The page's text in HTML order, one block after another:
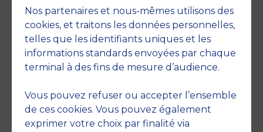
Engagements
Nos partenaires et nous-mêmes utilisons des
cookies, et traitons les données personnelles,
telles que les identifiants uniques et les
informations standards envoyées par chaque
terminal à des fins de mesure d’audience.
Vous pouvez refuser ou accepter l’ensemble
de ces cookies. Vous pouvez également
exprimer votre choix par finalité via